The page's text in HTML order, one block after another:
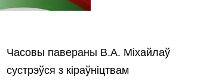
Часовы павераны В.А. Міхайлаў
сустрэўся з кіраўніцтвам